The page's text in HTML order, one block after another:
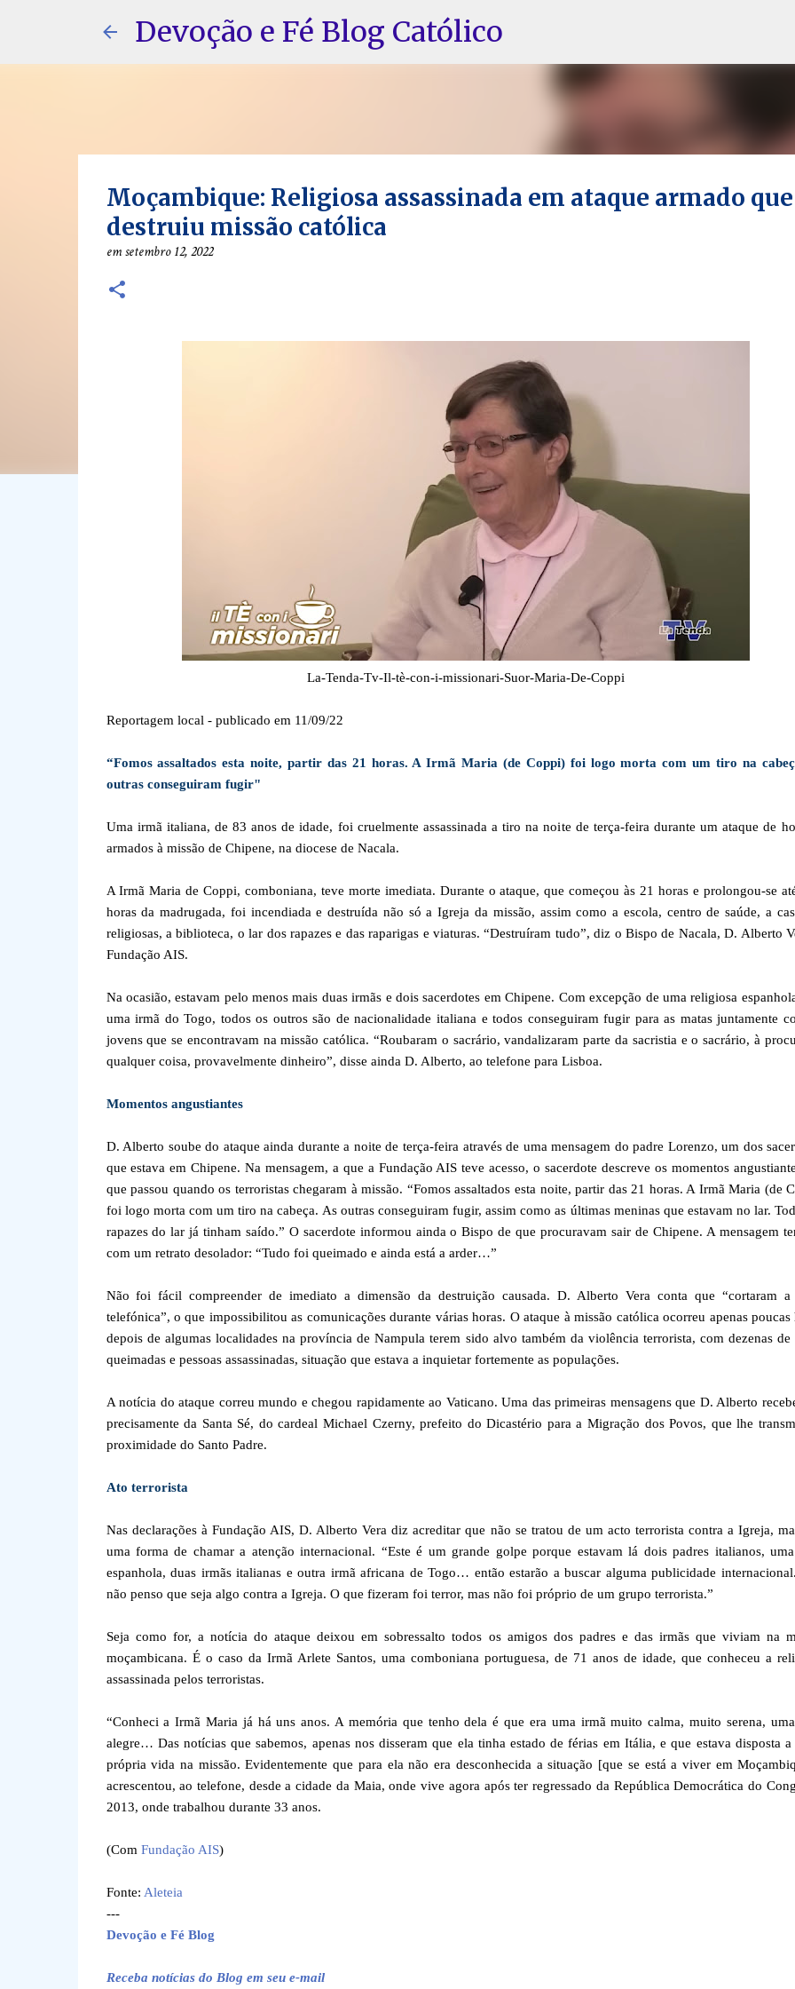
Pular para o conteúdo principal
Devoção e Fé Blog Católico
Moçambique: Religiosa assassinada em ataque armado que
destruiu missão católica
emsetembro 12, 2022
La-Tenda-Tv-Il-tè-con-i-missionari-Suor-Maria-De-Coppi
Reportagem local - publicado em 11/09/22
“Fomos assaltados esta noite, partir das 21 horas. A Irmã Maria (de Coppi) foi logo morta com um tiro na
outras conseguiram fugir"
Uma irmã italiana, de 83 anos de idade, foi cruelmente assassinada a tiro na noite de terça-feira durante um ataque de
armados à missão de Chipene, na diocese de Nacala.
A Irmã Maria de Coppi, comboniana, teve morte imediata. Durante o ataque, que começou às 21 horas e prolongou-se
horas da madrugada, foi incendiada e destruída não só a Igreja da missão, assim como a escola, centro de saúde, a
religiosas, a biblioteca, o lar dos rapazes e das raparigas e viaturas. “Destruíram tudo”, diz o Bispo de Nacala, D. Alberto
Fundação AIS.
Na ocasião, estavam pelo menos mais duas irmãs e dois sacerdotes em Chipene. Com excepção de uma religiosa
uma irmã do Togo, todos os outros são de nacionalidade italiana e todos conseguiram fugir para as matas juntamente
jovens que se encontravam na missão católica. “Roubaram o sacrário, vandalizaram parte da sacristia e o sacrário, à
qualquer coisa, provavelmente dinheiro”, disse ainda D. Alberto, ao telefone para Lisboa.
Momentos angustiantes
D. Alberto soube do ataque ainda durante a noite de terça-feira através de uma mensagem do padre Lorenzo, um dos
que estava em Chipene. Na mensagem, a que a Fundação AIS teve acesso, o sacerdote descreve os momentos
que passou quando os terroristas chegaram à missão. “Fomos assaltados esta noite, partir das 21 horas. A Irmã Maria (de
foi logo morta com um tiro na cabeça. As outras conseguiram fugir, assim como as últimas meninas que estavam no lar.
rapazes do lar já tinham saído.” O sacerdote informou ainda o Bispo de que procuravam sair de Chipene. A mensagem
com um retrato desolador: “Tudo foi queimado e ainda está a arder…”
Não foi fácil compreender de imediato a dimensão da destruição causada. D. Alberto Vera conta que “cortaram a
telefónica”, o que impossibilitou as comunicações durante várias horas. O ataque à missão católica ocorreu apenas poucas
depois de algumas localidades na província de Nampula terem sido alvo também da violência terrorista, com dezenas de
queimadas e pessoas assassinadas, situação que estava a inquietar fortemente as populações.
A notícia do ataque correu mundo e chegou rapidamente ao Vaticano. Uma das primeiras mensagens que D. Alberto
precisamente da Santa Sé, do cardeal Michael Czerny, prefeito do Dicastério para a Migração dos Povos, que lhe
proximidade do Santo Padre.
Ato terrorista
Nas declarações à Fundação AIS, D. Alberto Vera diz acreditar que não se tratou de um acto terrorista contra a Igreja,
uma forma de chamar a atenção internacional. “Este é um grande golpe porque estavam lá dois padres italianos,
espanhola, duas irmãs italianas e outra irmã africana de Togo… então estarão a buscar alguma publicidade
não penso que seja algo contra a Igreja. O que fizeram foi terror, mas não foi próprio de um grupo terrorista.”
Seja como for, a notícia do ataque deixou em sobressalto todos os amigos dos padres e das irmãs que viviam na
moçambicana. É o caso da Irmã Arlete Santos, uma comboniana portuguesa, de 71 anos de idade, que conheceu a
assassinada pelos terroristas.
“Conheci a Irmã Maria já há uns anos. A memória que tenho dela é que era uma irmã muito calma, muito serena,
alegre… Das notícias que sabemos, apenas nos disseram que ela tinha estado de férias em Itália, e que estava disposta a
própria vida na missão. Evidentemente que para ela não era desconhecida a situação [que se está a viver em
acrescentou, ao telefone, desde a cidade da Maia, onde vive agora após ter regressado da República Democrática do
2013, onde trabalhou durante 33 anos.
(Com Fundação AIS)
Fonte: Aleteia
---
Devoção e Fé Blog
Receba notícias do Blog em seu e-mail